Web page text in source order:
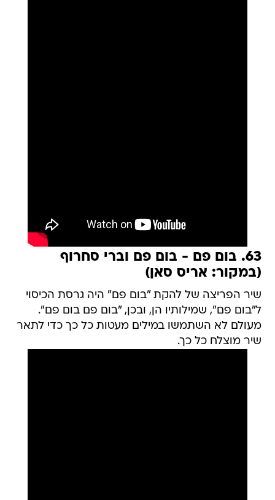
63. בום פם - בום פם וברי סחרוף
(במקור: אריס סאן)
שיר הפריצה של להקת "בום פם" היה גרסת הכיסוי
ל"בום פם", שמילותיו הן, ובכן, "בום פם בום פם".
מעולם לא השתמשו במילים מעטות כל כך כדי לתאר
שיר מוצלח כל כך.